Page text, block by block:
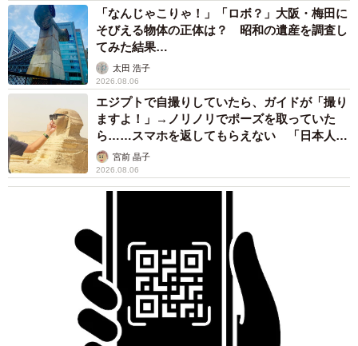
「なんじゃこりゃ！」「ロボ？」大阪・梅田に
そびえる物体の正体は？ 昭和の遺産を調査し
てみた結果…
太田 浩子
2026.08.06
エジプトで自撮りしていたら、ガイドが「撮り
ますよ！」→ノリノリでポーズを取っていた
ら……スマホを返してもらえない 「日本人は
カモ代表かも」「私は6時間で3万円払った」
宮前 晶子
2026.08.06